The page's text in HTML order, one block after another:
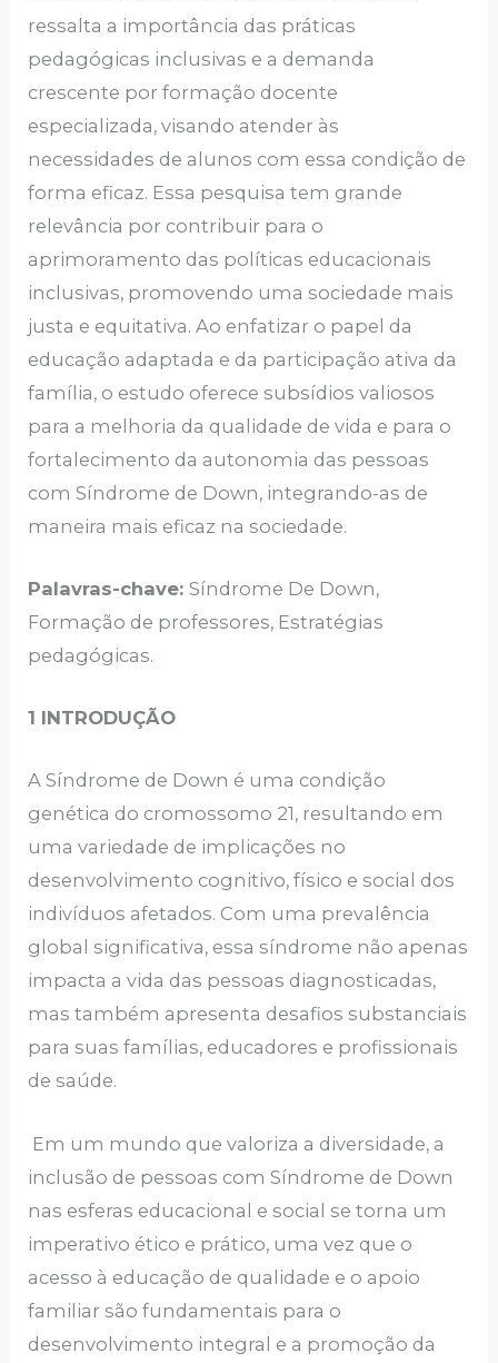
ressalta a importância das práticas
pedagógicas inclusivas e a demanda
crescente por formação docente
especializada, visando atender às
necessidades de alunos com essa condição de
forma eficaz. Essa pesquisa tem grande
relevância por contribuir para o
aprimoramento das políticas educacionais
inclusivas, promovendo uma sociedade mais
justa e equitativa. Ao enfatizar o papel da
educação adaptada e da participação ativa da
família, o estudo oferece subsídios valiosos
para a melhoria da qualidade de vida e para o
fortalecimento da autonomia das pessoas
com Síndrome de Down, integrando-as de
maneira mais eficaz na sociedade.
Palavras-chave:Síndrome De Down,
Formação de professores, Estratégias
pedagógicas.
1 INTRODUÇÃO
A Síndrome de Down é uma condição
genética do cromossomo 21, resultando em
uma variedade de implicações no
desenvolvimento cognitivo, físico e social dos
indivíduos afetados. Com uma prevalência
global significativa, essa síndrome não apenas
impacta a vida das pessoas diagnosticadas,
mas também apresenta desafios substanciais
para suas famílias, educadores e profissionais
de saúde.
Em um mundo que valoriza a diversidade, a
inclusão de pessoas com Síndrome de Down
nas esferas educacional e social se torna um
imperativo ético e prático, uma vez que o
acesso à educação de qualidade e o apoio
familiar são fundamentais para o
desenvolvimento integral e a promoção da